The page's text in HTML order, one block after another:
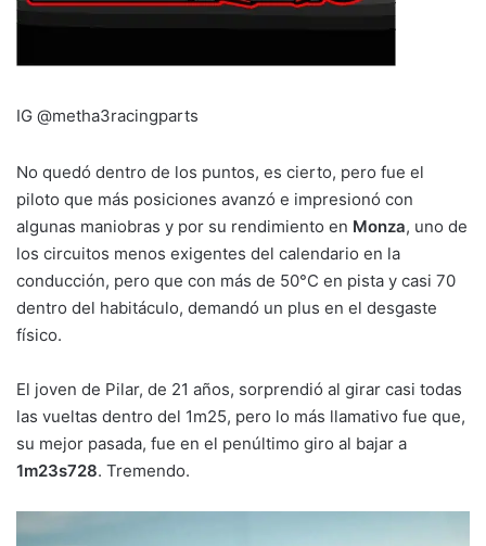
IG @metha3racingparts
No quedó dentro de los puntos, es cierto, pero fue el
piloto que más posiciones avanzó e impresionó con
algunas maniobras y por su rendimiento en Monza, uno de
los circuitos menos exigentes del calendario en la
conducción, pero que con más de 50°C en pista y casi 70
dentro del habitáculo, demandó un plus en el desgaste
físico.
El joven de Pilar, de 21 años, sorprendió al girar casi todas
las vueltas dentro del 1m25, pero lo más llamativo fue que,
su mejor pasada, fue en el penúltimo giro al bajar a
1m23s728. Tremendo.